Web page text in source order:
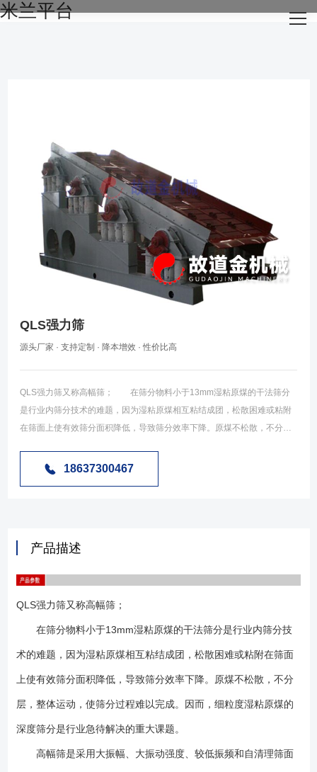
米兰平台
网站米兰平台
生产设备
新闻资讯
米兰平台-米兰官方网站（中国）
QLS强力筛
源头厂家 · 支持定制 · 降本增效 · 性价比高
QLS强力筛又称高幅筛； 在筛分物料小于13mm湿粘原煤的干法筛分
是行业内筛分技术的难题，因为湿粘原煤相互粘结成团，松散困难或粘附
在筛面上使有效筛分面积降低，导致筛分效率下降。原煤不松散，不分
是行业急待解决的重大课题。 高幅筛是采用大振幅、大振动强度、较
流动性就好，只要原煤的颗粒比筛孔的尺寸小，颗粒与筛网之间有相对的
程就完全不同。原煤粘度增加，使松散、分层变得困难，原煤的流动性变
差，这时就需要原煤与筛网之间具有足够大的加速度，才有可能使原煤松
散、分层。但仅有加速度是不够的，因为湿粘原煤的透筛过程还需要空间
透筛也需要时间来完成，高幅筛的大振幅、大振动强度、低振频恰好满足
了这一筛分工艺特点。 理论上，原煤之间、原煤与筛网之间的粘结力大小
脱离筛网，使原煤之间相互分离而活跃起来，筛网就不会堵，筛分过程就
能有效进行。但是，颗粒越小、粘度越大，所获得的惯性力也就越小，这
使小颗粒需获得更大的加速度才有可能，实际上，过细的颗粒不会单独离
18637300467
产品描述
QLS强力筛又称高幅筛；
在筛分物料小于13mm湿粘原煤的干法筛分是行业内筛分技
术的难题，因为湿粘原煤相互粘结成团，松散困难或粘附在筛面
上使有效筛分面积降低，导致筛分效率下降。原煤不松散，不分
层，整体运动，使筛分过程难以完成。因而，细粒度湿粘原煤的
深度筛分是行业急待解决的重大课题。
高幅筛是采用大振幅、大振动强度、较低振频和自清理筛面